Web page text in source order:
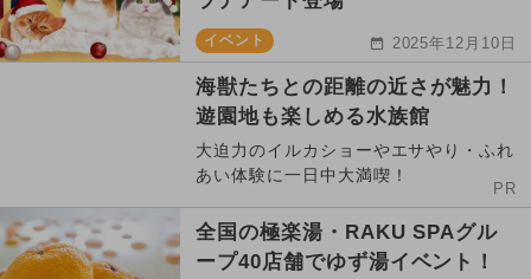
イベント 2025年12月10日
海獣たちとの距離の近さが魅力！
遊園地も楽しめる水族館
大迫力のイルカショーやエサやり・ふれ
あい体験に一日中大満喫！
PR
全国の極楽湯・RAKU SPAグル
ープ40店舗でゆず湯イベント！